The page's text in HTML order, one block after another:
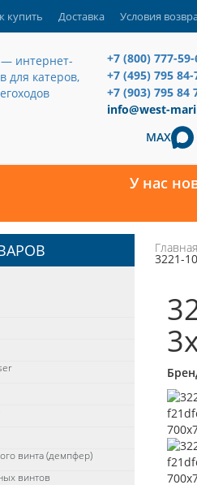
купить Доставка Условия
+7 (800) 777-59-
+7 (495) 795 84-
+7 (903) 795 84
info@west-
MAX
У нас
Главная
3221-
винта (демпфер)
винтов